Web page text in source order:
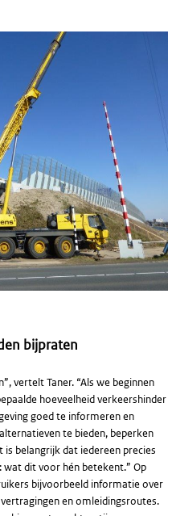
bijpraten
vertelt Taner. “Als we beginnen
hoeveelheid verkeershinder
goed te informeren en
te bieden, beperken
is belangrijk dat iedereen precies
dit voor hén betekent.” Op
bijvoorbeeld informatie over
en omleidingsroutes.